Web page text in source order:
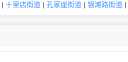
| 十里店街道 | 孔家崖街道 | 银滩路街道 |